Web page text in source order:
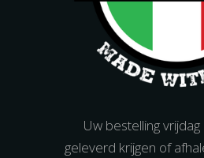
Uw bestelling
geleverd krijgen of